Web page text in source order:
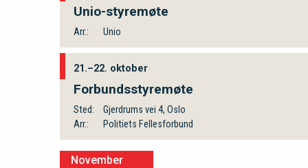
Unio-styremøte
Arr.: Unio
21.–22. oktober
Forbundsstyremøte
Sted:
Gjerdrums vei 4, Oslo
Arr.:
Politiets Fellesforbund
November